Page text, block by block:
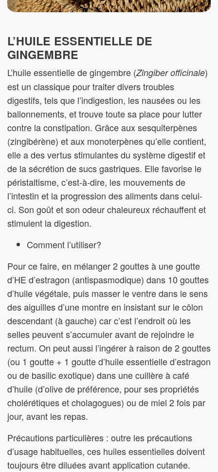
L’HUILE ESSENTIELLE DE
GINGEMBRE
L’huile essentielle de gingembre (Zingiber officinale)
est un classique pour traiter divers troubles
digestifs, tels que l’indigestion, les nausées ou les
ballonnements, et trouve toute sa place pour lutter
contre la constipation. Grâce aux sesquiterpènes
(zingibérène) et aux monoterpènes qu’elle contient,
elle a des vertus stimulantes du système digestif et
de la sécrétion de sucs gastriques. Elle favorise le
péristaltisme, c’est-à-dire, les mouvements de
l’intestin et la progression des aliments dans celui-
ci. Son goût et son odeur chaleureux réchauffent et
stimulent la digestion.
Comment l’utiliser?
Pour ce faire, en mélanger 2 gouttes à une goutte
d’HE d’estragon (antispasmodique) dans 10 gouttes
d’huile végétale, puis masser le ventre dans le sens
des aiguilles d’une montre en insistant sur le côlon
descendant (à gauche) car c’est l’endroit où les
selles peuvent s’accumuler avant de rejoindre le
rectum. On peut aussi l’ingérer à raison de 2 gouttes
(ou 1 goutte + 1 goutte d’huile essentielle d’estragon
ou de basilic exotique) dans une cuillère à café
d’huile (d’olive de préférence, pour ses propriétés
cholérétiques et cholagogues) ou de miel 2 fois par
jour, avant les repas.
Précautions particulières : outre les précautions
d’usage habituelles, ces huiles essentielles doivent
toujours être diluées avant application cutanée.